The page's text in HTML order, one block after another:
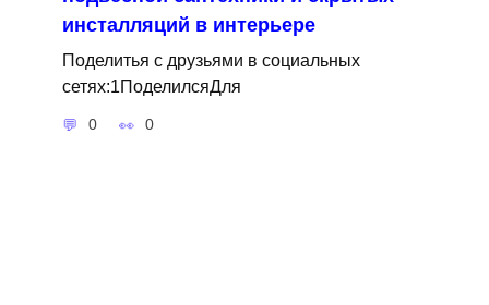
инсталляций в интерьере
Поделитья с друзьями в социальных
сетях:1ПоделилсяДля
0 0